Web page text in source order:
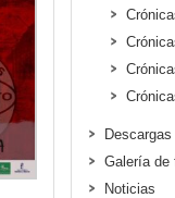
Descargas
Galería de
Noticias